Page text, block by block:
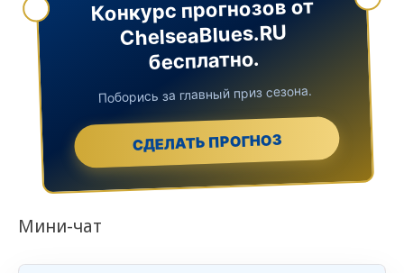
Конкурс прогнозов от
ChelseaBlues.RU
бесплатно.
Поборись за главный приз сезона.
СДЕЛАТЬ ПРОГНОЗ
Мини-чат